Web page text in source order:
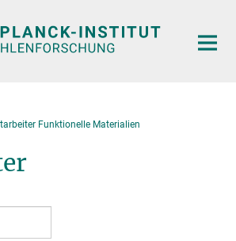
Funktionelle Materialien